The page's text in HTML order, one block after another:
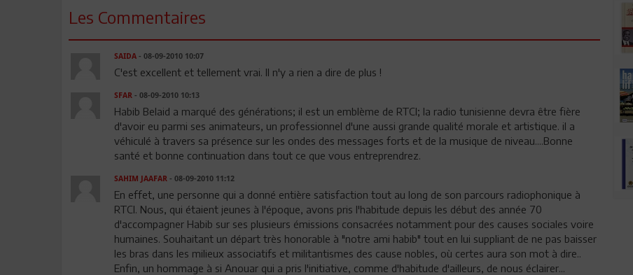
Les Commentaires
SAIDA- 08-09-2010 10:07
C'est excellent et tellement vrai. Il n'y a rien a dire de plus !
SFAR- 08-09-2010 10:13
Habib Belaid a marqué des générations; il est un emblème de RTCI; la radio tunisienne devra être fière
d'avoir eu parmi ses animateurs, un professionnel d'une aussi grande qualité morale et artistique. il a
véhiculé à travers sa présence sur les ondes des messages forts et de la musique de niveau....Bonne
santé et bonne continuation dans tout ce que vous entreprendrez.
SAHIM JAAFAR- 08-09-2010 11:12
En effet, une personne qui a donné entière satisfaction tout au long de son parcours radiophonique à
RTCI. Nous, qui étaient jeunes à l'époque, avons pris l'habitude depuis les début des année 70
d'accompagner Habib sur ses plusieurs émissions consacrées notamment pour des causes sociales voire
humaines. Souhaitant un départ très honorable à "notre ami habib" tout en lui suppliant de ne pas baisser
les bras dans les milieux associatifs et militantismes des cause nobles, où certes aura son mot à dire..
Enfin, un hommage à si Anouar qui a pris l'initiative, comme d'habitude d'ailleurs, de nous éclairer...